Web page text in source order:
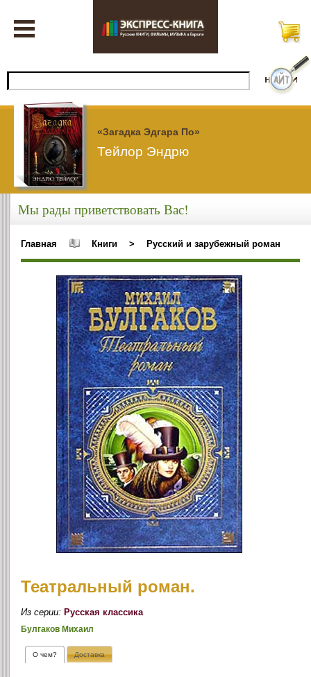
«Загадка Эдгара По»
Тейлор Эндрю
Мы рады приветствовать Вас!
Главная Книги > Русский и зарубежный роман
Театральный роман.
Из серии:Русская классика
Булгаков Михаил
О чем? Доставка